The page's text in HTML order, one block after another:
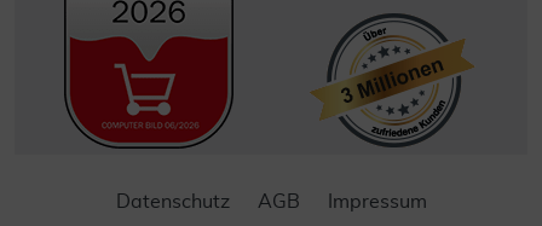
Datenschutz AGB Impressum